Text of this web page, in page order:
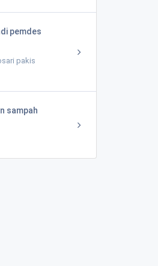
pemdes
pakis
sampah